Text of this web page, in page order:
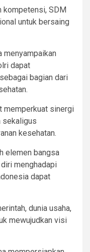
kompetensi, SDM
untuk bersaing
menyampaikan
dapat
bagian dari
memperkuat sinergi
sekaligus
kesehatan.
elemen bangsa
menghadapi
dapat
dunia usaha,
mewujudkan visi